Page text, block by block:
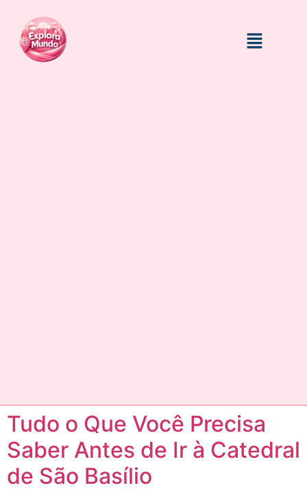
Tudo o Que Você Precisa
Saber Antes de Ir à Catedral
de São Basílio